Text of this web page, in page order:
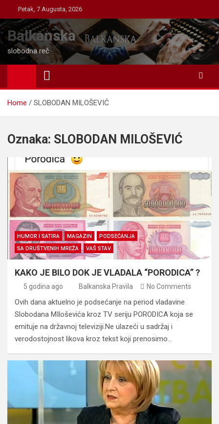
to
content
Petak, 7 Augusta, 2026
Balkanska
slobodna reč
Home SLOBODAN MILOŠEVIĆ
Oznaka: SLOBODAN MILOŠEVIĆ
HUMOR I SATIRA MAGAZIN
PODSEĆANJA
SA DRUŠTVENIH MREŽA
VAŠ STAV
KAKO JE BILO DOK JE VLADALA “PORODICA” ?
5 godina ago Balkanska Pravila No Comments
Ovih dana aktuelno je podsećanje na period vladavine
Slobodana MIloševića kroz TV seriju PORODICA koja se
emituje na državnoj televiziji.Ne ulazeći u sadržaj i
verodostojnost likova kroz tekst koji prenosimo…